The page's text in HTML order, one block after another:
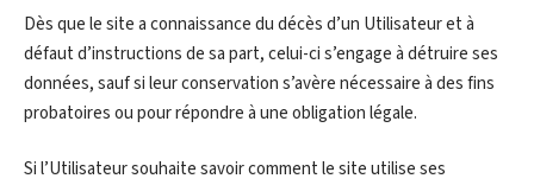
Dès que le site a connaissance du décès d’un Utilisateur et à
défaut d’instructions de sa part, celui-ci s’engage à détruire ses
données, sauf si leur conservation s’avère nécessaire à des fins
probatoires ou pour répondre à une obligation légale.
Si l’Utilisateur souhaite savoir comment le site utilise ses